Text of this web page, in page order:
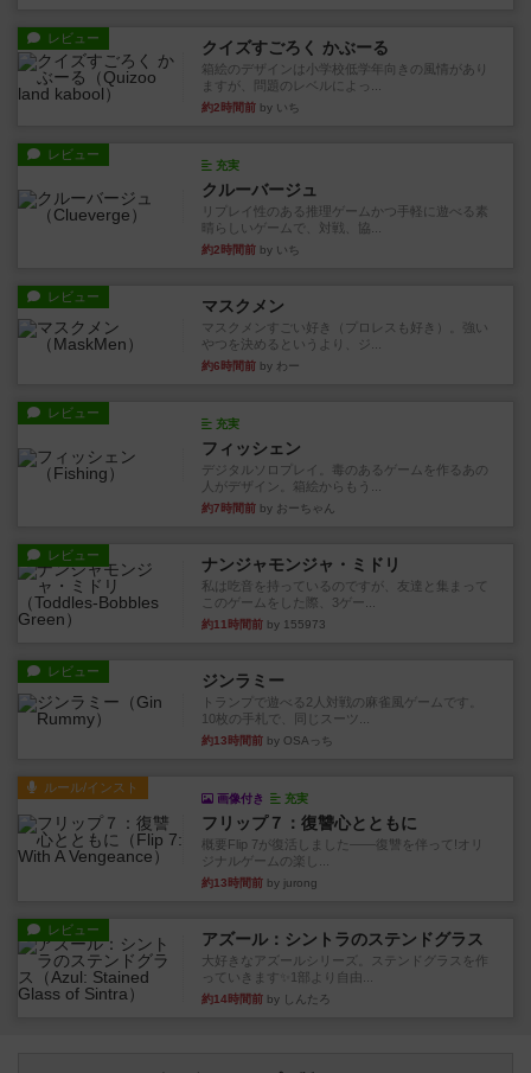
レビュー クイズすごろく かぶーる
箱絵のデザインは小学校低学年向きの風情があり
ますが、問題のレベルによっ...
約2時間前 by いち
レビュー
充実
クルーバージュ
リプレイ性のある推理ゲームかつ手軽に遊べる素
晴らしいゲームで、対戦、協...
約2時間前 by いち
レビュー マスクメン
マスクメンすごい好き（プロレスも好き）。強い
やつを決めるというより、ジ...
約6時間前 by わー
レビュー
充実
フィッシェン
デジタルソロプレイ。毒のあるゲームを作るあの
人がデザイン。箱絵からもう...
約7時間前 by おーちゃん
レビュー ナンジャモンジャ・ミドリ
私は吃音を持っているのですが、友達と集まって
このゲームをした際、3ゲー...
約11時間前 by 155973
レビュー ジンラミー
トランプで遊べる2人対戦の麻雀風ゲームです。
10枚の手札で、同じスーツ...
約13時間前 by OSAっち
ルール/インスト
画像付き 充実
フリップ７：復讐心とともに
概要Flip 7が復活しました――復讐を伴って!オリ
ジナルゲームの楽し...
約13時間前 by jurong
レビュー アズール：シントラのステンドグラス
大好きなアズールシリーズ。ステンドグラスを作
っていきます✨1部より自由...
約14時間前 by しんたろ